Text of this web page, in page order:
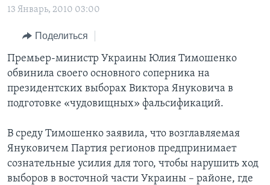
навигации
Перейти
поиск
НОВОСТИ ЗА МИНУТУ
ИТОГИ
ПОЧЕМУ ЭТО ВАЖНО?
ДЕТАЛИ
АМЕРИКА. БОЛЬШОЕ ПУТЕШЕСТВИЕ
УЧИМ АНГЛИЙСКИЙ
НАША АМЕРИКАНСКАЯ ИСТОРИЯ
А КАК В АМЕРИКЕ?
АМЕРИКАНСКИЕ ГОРОДКИ
ЭКСПЕРТИЗА
ИНТЕРВЬЮ
ФАКТЫ ПРОТИВ ФЕЙКОВ
ЗА СВОБОДУ ПРЕССЫ
УЧИМ АНГЛИЙСКИЙ
ПОДПИСКА НА НОВОСТИ
Learning English
13 Январь, 2010 03:00
Поделиться
Премьер-министр Украины Юлия Тимошенко
обвинила своего основного соперника на
президентских выборах Виктора Януковича в
подготовке «чудовищных» фальсификаций.
В среду Тимошенко заявила, что возглавляемая
Януковичем Партия регионов предпринимает
сознательные усилия для того, чтобы нарушить ход
выборов в восточной части Украины – районе, где